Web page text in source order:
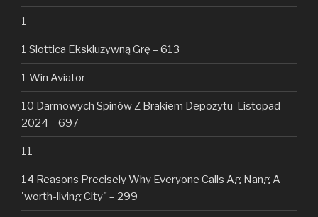
1
1 Slottica Ekskluzywną Grę – 613
1 Win Aviator
10 Darmowych Spinów Z Brakiem Depozytu ️ Listopad
2024 – 697
11
14 Reasons Precisely Why Everyone Calls Ag Nang A
'worth-living City" – 299